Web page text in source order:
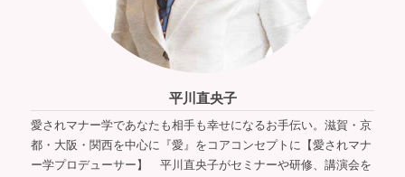
平川直央子
愛されマナー学であなたも相手も幸せになるお手伝い。滋賀・京
都・大阪・関西を中心に『愛』をコアコンセプトに【愛されマナ
ー学プロデューサー】 平川直央子がセミナーや研修、講演会を